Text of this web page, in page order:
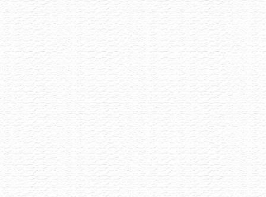
Akce již proběhla
Degustace šumivých vín
13.7.2026
Šumivé víno má mnoho tváří a my Vás zveme,
abyste s námi ochutnali 8 unikátních kousků
vyselektovaných napříč Evropou.